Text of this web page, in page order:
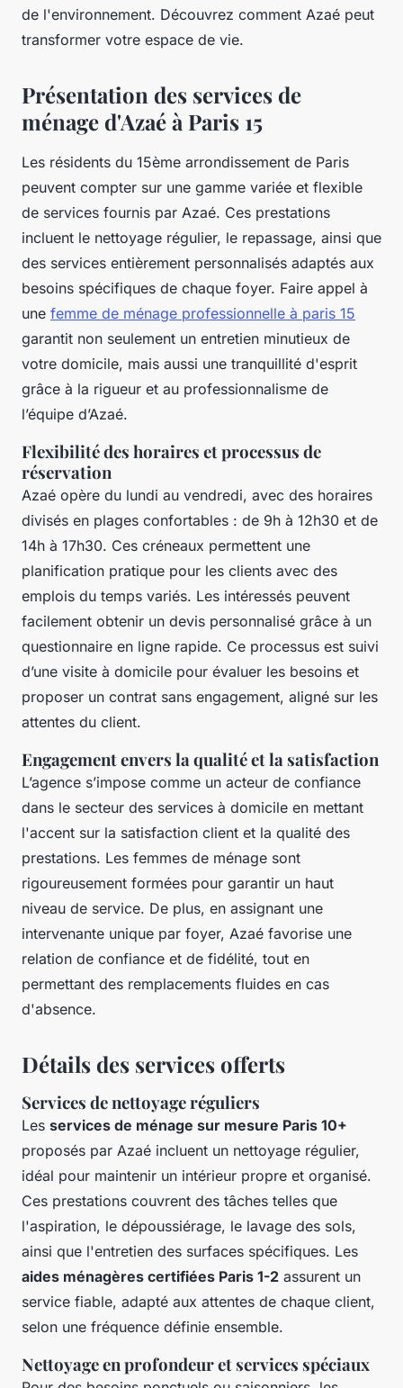
de l'environnement. Découvrez comment Azaé peut
transformer votre espace de vie.
Présentation des services de
ménage d'Azaé à Paris 15
Les résidents du 15ème arrondissement de Paris
peuvent compter sur une gamme variée et flexible
de services fournis par Azaé. Ces prestations
incluent le nettoyage régulier, le repassage, ainsi que
des services entièrement personnalisés adaptés aux
besoins spécifiques de chaque foyer. Faire appel à
une femme de ménage professionnelle à paris 15
garantit non seulement un entretien minutieux de
votre domicile, mais aussi une tranquillité d'esprit
grâce à la rigueur et au professionnalisme de
l’équipe d’Azaé.
Flexibilité des horaires et processus de
réservation
Azaé opère du lundi au vendredi, avec des horaires
divisés en plages confortables : de 9h à 12h30 et de
14h à 17h30. Ces créneaux permettent une
planification pratique pour les clients avec des
emplois du temps variés. Les intéressés peuvent
facilement obtenir un devis personnalisé grâce à un
questionnaire en ligne rapide. Ce processus est suivi
d’une visite à domicile pour évaluer les besoins et
proposer un contrat sans engagement, aligné sur les
attentes du client.
Engagement envers la qualité et la satisfaction
L’agence s’impose comme un acteur de confiance
dans le secteur des services à domicile en mettant
l'accent sur la satisfaction client et la qualité des
prestations. Les femmes de ménage sont
rigoureusement formées pour garantir un haut
niveau de service. De plus, en assignant une
intervenante unique par foyer, Azaé favorise une
relation de confiance et de fidélité, tout en
permettant des remplacements fluides en cas
d'absence.
Détails des services offerts
Services de nettoyage réguliers
Les services de ménage sur mesure Paris 10+
proposés par Azaé incluent un nettoyage régulier,
idéal pour maintenir un intérieur propre et organisé.
Ces prestations couvrent des tâches telles que
l'aspiration, le dépoussiérage, le lavage des sols,
ainsi que l'entretien des surfaces spécifiques. Les
aides ménagères certifiées Paris 1-2 assurent un
service fiable, adapté aux attentes de chaque client,
selon une fréquence définie ensemble.
Nettoyage en profondeur et services spéciaux